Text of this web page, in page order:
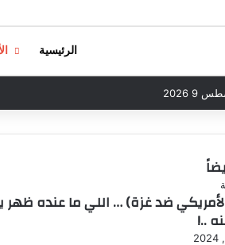
الرئيسية
2026
ضد غزة) … اللي ما عنده
..!